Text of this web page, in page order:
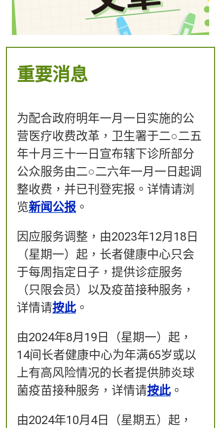
重要消息
​​为配合政府明年一月一日实施的公
营医疗收费改革，卫生署于二○二五
年十月三十一日宣布辖下诊所部分
公众服务由二○二六年一月一日起调
整收费，并已刊登宪报。详情请浏
览新闻公报 。
因应服务调整，由2023年12月18日
（星期一）起，长者健康中心只会
于每周指定日子，提供诊症服务
（只限会员）以及疫苗接种服务，
详情请按此。​
由2024年8月19日（星期一）起，
14间长者健康中心为年满65岁或以
上有高风险情况的长者提供肺炎球
菌疫苗接种服务，详情请按此。
由2024年10月4日（星期五）起，